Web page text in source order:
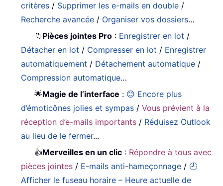
critères / Supprimer les e-mails en double /
Recherche avancée / Organiser vos dossiers…
📁 Pièces jointes Pro : Enregistrer en lot /
Détacher en lot / Compresser en lot / Enregistrer
automatiquement / Détachement automatique /
Compression automatique…
🌟Magie de l’interface : 😊 Encore plus
d’émoticônes jolies et sympas /Vous prévient à la
réception d’e-mails importants / Réduisez Outlook
au lieu de le fermer...
👍Merveilles en un clic : Répondre à tous avec
pièces jointes / E-mails anti-hameçonnage / 🕘
Afficher le fuseau horaire – Heure actuelle de